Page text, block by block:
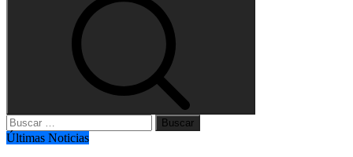
Buscar:
Últimas Noticias